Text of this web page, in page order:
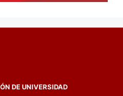
DE UNIVERSIDAD